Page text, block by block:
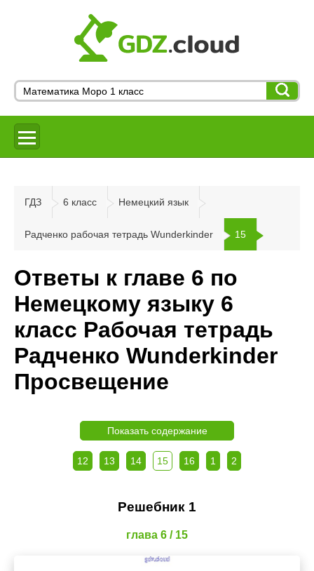
ГДЗ 6 класс Немецкий язык
Радченко рабочая тетрадь Wunderkinder 15
Ответы к главе 6 по
Немецкому языку 6
класс Рабочая тетрадь
Радченко Wunderkinder
Просвещение
Показать содержание
12 13 14 15 16 1 2
Решебник 1
глава 6 / 15